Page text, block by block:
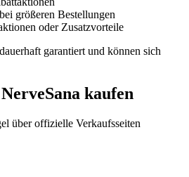
größeren Bestellungen
oder Zusatzvorteile
garantiert und können sich
kaufen
über offizielle Verkaufsseiten